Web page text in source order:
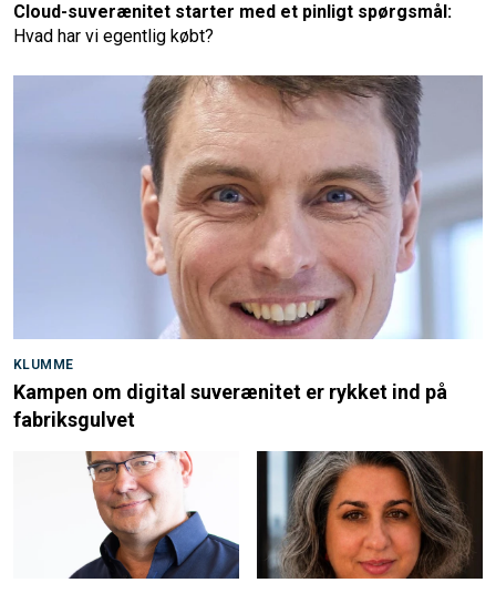
Cloud-suverænitet starter med et pinligt spørgsmål:
Hvad har vi egentlig købt?
KLUMME
Kampen om digital suverænitet er rykket ind på
fabriksgulvet